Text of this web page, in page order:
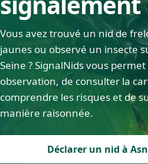
Vous avez trouvé un nid de
jaunes ou observé un insecte
Seine ? SignalNids vous
observation, de consulter la
comprendre les risques et de
manière raisonnée.
Déclarer un nid à